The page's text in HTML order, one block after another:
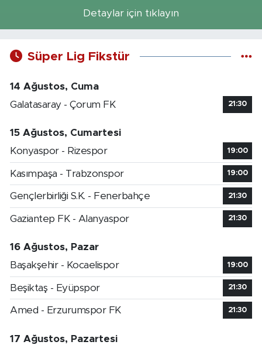
Detaylar için tıklayın
Süper Lig Fikstür
14 Ağustos, Cuma
Galatasaray - Çorum FK
21:30
15 Ağustos, Cumartesi
Konyaspor - Rizespor
19:00
Kasımpaşa - Trabzonspor 19:00
Gençlerbirliği S.K. - Fenerbahçe 21:30
Gaziantep FK - Alanyaspor 21:30
16 Ağustos, Pazar
Başakşehir - Kocaelispor
19:00
Beşiktaş - Eyüpspor 21:30
Amed - Erzurumspor FK 21:30
17 Ağustos, Pazartesi